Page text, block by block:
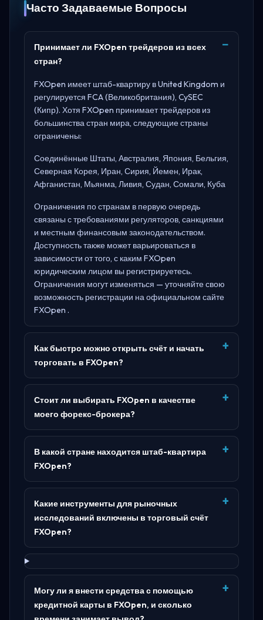
Часто Задаваемые Вопросы
Принимает ли FXOpen трейдеров из всех
стран?
FXOpen имеет штаб-квартиру вUnited Kingdom и
регулируется FCA (Великобритания), CySEC
(Кипр). Хотя FXOpen принимает трейдеров из
большинства стран мира, следующие страны
ограничены:
Соединённые Штаты, Австралия, Япония, Бельгия,
Северная Корея, Иран, Сирия, Йемен, Ирак,
Афганистан, Мьянма, Ливия, Судан, Сомали, Куба
Ограничения по странам в первую очередь
связаны с требованиями регуляторов, санкциями
и местным финансовым законодательством.
Доступность также может варьироваться в
зависимости от того, с каким FXOpen
юридическим лицом вы регистрируетесь.
Ограничения могут изменяться — уточняйте свою
возможность регистрации на официальном сайте
FXOpen .
Как быстро можно открыть счёт и начать
торговать в FXOpen?
Стоит ли выбирать FXOpen в качестве
моего форекс-брокера?
В какой стране находится штаб-квартира
FXOpen?
Какие инструменты для рыночных
исследований включены в торговый счёт
FXOpen?
Могу ли я внести средства с помощью
кредитной карты в FXOpen, и сколько